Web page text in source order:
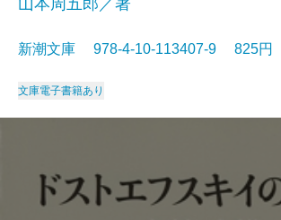
山本周五郎／著
新潮文庫 978-4-10-113407-9 825円
文庫電子書籍あり